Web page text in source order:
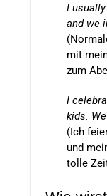
I
and we
mit
zum
I
kids.
(Ich
und
tolle